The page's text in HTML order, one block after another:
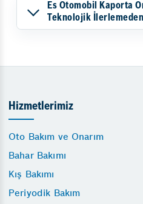
Es Otomobil Kaporta
Teknolojik
Hizmetlerimiz
Oto Bakım ve Onarım
Bahar Bakımı
Kış Bakımı
Periyodik Bakım